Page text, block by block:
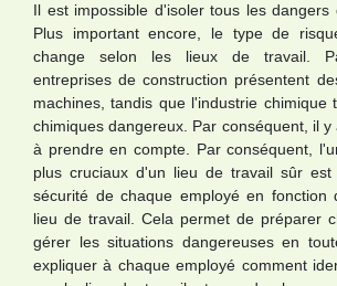
Il est impossible d'isoler tous les dangers
Plus important encore, le type de
change selon les lieux de travail.
entreprises de construction présentent
machines, tandis que l'industrie chimique
chimiques dangereux. Par conséquent, il
à prendre en compte. Par conséquent,
plus cruciaux d'un lieu de travail sûr
sécurité de chaque employé en fonction
lieu de travail. Cela permet de préparer
gérer les situations dangereuses en
expliquer à chaque employé comment